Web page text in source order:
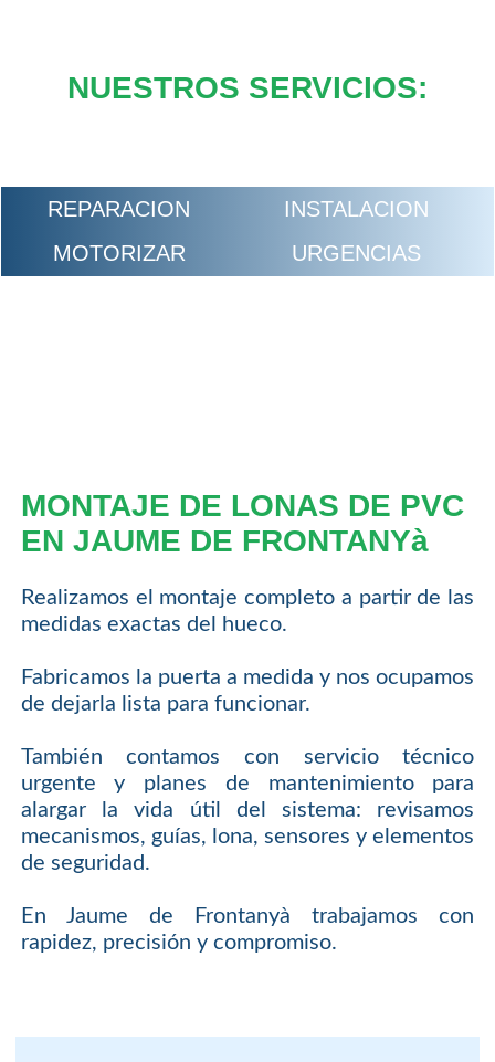
NUESTROS SERVICIOS:
REPARACION
INSTALACION
MOTORIZAR
URGENCIAS
MONTAJE DE LONAS DE PVC
EN JAUME DE FRONTANYà
Realizamos el montaje completo a partir de las
medidas exactas del hueco.
Fabricamos la puerta a medida y nos ocupamos
de dejarla lista para funcionar.
También contamos con servicio técnico
urgente y planes de mantenimiento para
alargar la vida útil del sistema: revisamos
mecanismos, guías, lona, sensores y elementos
de seguridad.
En Jaume de Frontanyà trabajamos con
rapidez, precisión y compromiso.